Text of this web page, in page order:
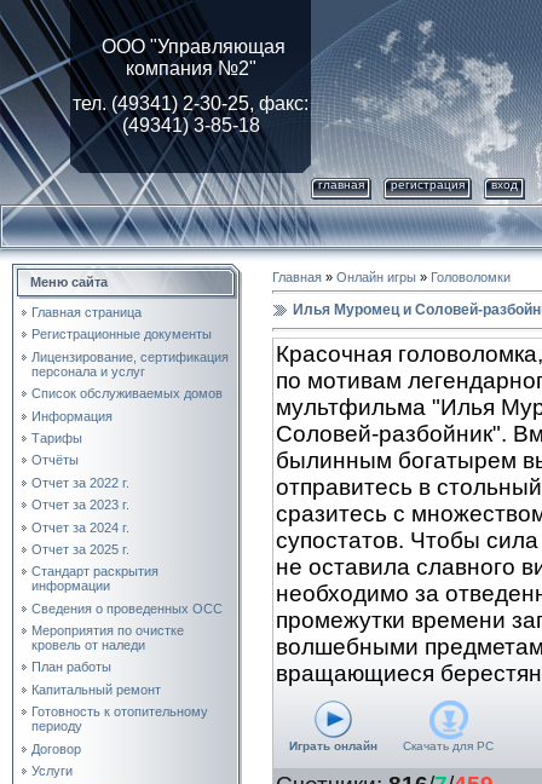
ООО "Управляющая
компания №2"
тел. (49341) 2-30-25, факс:
(49341) 3-85-18
главная регистрация вход
Меню сайта
Главная страница
Регистрационные документы
Лицензирование, cертификация
персонала и услуг
Список обслуживаемых домов
Информация
Тарифы
Отчёты
Отчет за 2022 г.
Отчет за 2023 г.
Отчет за 2024 г.
Отчет за 2025 г.
Стандарт раскрытия
информации
Сведения о проведенных ОСС
Мероприятия по очистке
кровель от наледи
План работы
Капитальный ремонт
Готовность к отопительному
периоду
Договор
Услуги
Главная » Онлайн игры » Головоломки
Илья Муромец и Соловей-
Красочная
по мотивам
мультфильма "Илья
Соловей-разбойник".
былинным богатырем
отправитесь в
сразитесь с
супостатов. Чтобы
не оставила славного
необходимо за
промежутки времени
волшебными
вращающиеся
Играть онлайн Скачать для PC